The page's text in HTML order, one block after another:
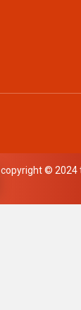
copyright © 2024